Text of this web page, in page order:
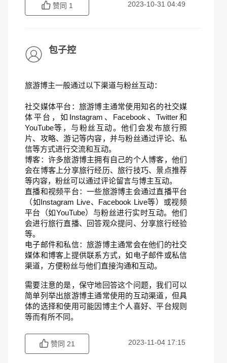
赞同 1 2023-10-31 04:49
包子控
旅游博主一般通过以下渠道与粉丝互动：
社交媒体平台：旅游博主通常使用知名的社交媒
体平台，如Instagram、Facebook、Twitter和
YouTube等，与粉丝互动。他们会发布旅行照
片、攻略、游记等内容，并与粉丝通过评论、私
信等方式进行交流和互动。
博客：许多旅游博主拥有自己的个人博客，他们
会在博客上分享旅行经历、旅行技巧、景点推荐
等内容，粉丝可以通过评论留言与博主互动。
直播和视频平台：一些旅游博主会通过直播平台
（如Instagram Live、Facebook Live等）或视频
平台（如YouTube）与粉丝进行实时互动。他们
会进行旅行直播、回答观众提问、分享旅行经验
等。
电子邮件和私信：旅游博主通常会在他们的社交
媒体和博客上提供联系方式，如电子邮件或私信
渠道，方便粉丝与他们直接沟通和互动。
需要注意的是，保守地回答这个问题，我们可以
简单列举出旅游博主通常使用的互动渠道，但具
体的选择和使用可能因博主个人喜好、平台规则
等而有所不同。
赞同 21 2023-11-04 17:15